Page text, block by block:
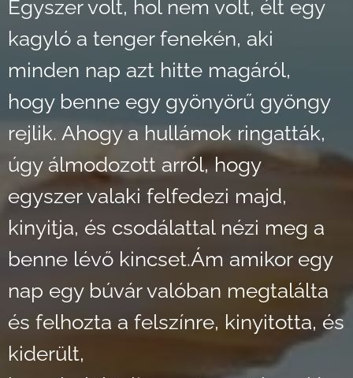
Egyszer volt, hol nem volt, élt egy
kagyló a tenger fenekén, aki
minden nap azt hitte magáról,
hogy benne egy gyönyörű gyöngy
rejlik. Ahogy a hullámok ringatták,
úgy álmodozott arról, hogy
egyszer valaki felfedezi majd,
kinyitja, és csodálattal nézi meg a
benne lévő kincset.Ám amikor egy
nap egy búvár valóban megtalálta
és felhozta a felszínre, kinyitotta, és
kiderült,